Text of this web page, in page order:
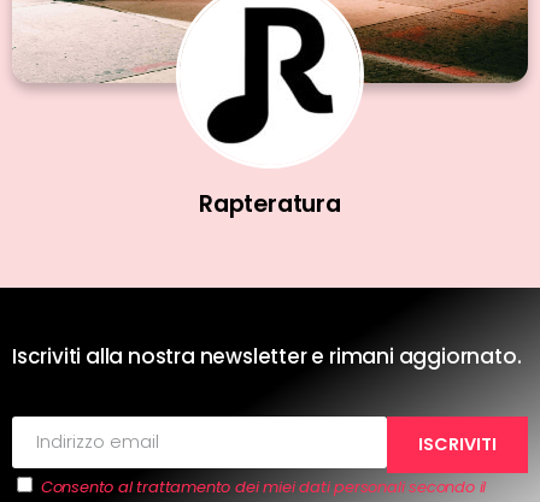
Rapteratura
Iscriviti alla nostra newsletter e rimani aggiornato.
Consento al trattamento dei miei dati personali secondo il